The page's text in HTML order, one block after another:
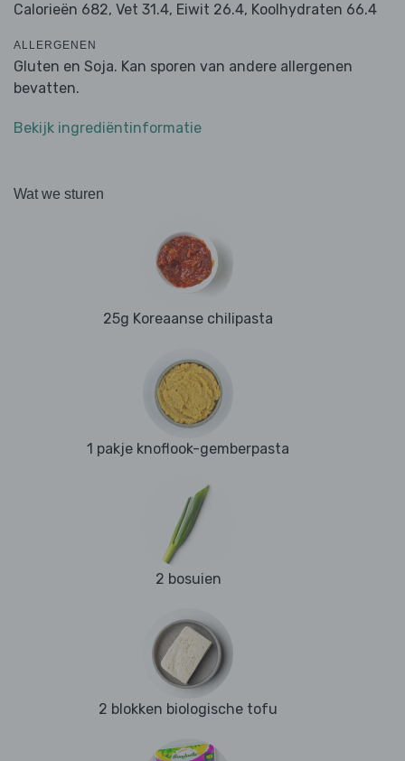
Calorieën 682, Vet 31.4, Eiwit 26.4, Koolhydraten 66.4
ALLERGENEN
Gluten en Soja. Kan sporen van andere allergenen
bevatten.
Bekijk ingrediëntinformatie
Wat we sturen
25g Koreaanse chilipasta
1 pakje knoflook-gemberpasta
2 bosuien
2 blokken biologische tofu